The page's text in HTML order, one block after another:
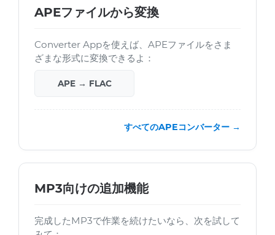
APEファイルから変換
Converter Appを使えば、APEファイルをさま
ざまな形式に変換できるよ：
APE → FLAC
すべてのAPEコンバーター →
MP3向けの追加機能
完成したMP3で作業を続けたいなら、次を試して